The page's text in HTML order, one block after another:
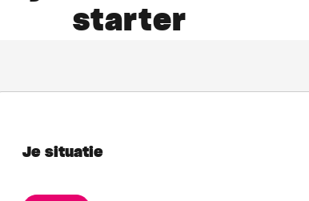
starter
Je situatie